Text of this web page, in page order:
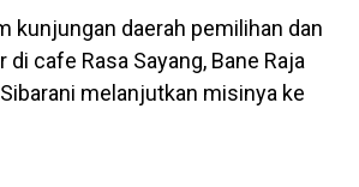
kunjungan daerah pemilihan dan
cafe Rasa Sayang, Bane Raja
melanjutkan misinya ke